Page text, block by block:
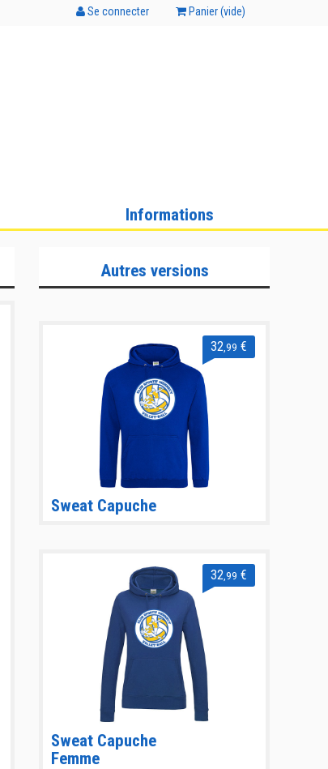
Se connecter Panier (vide)
Informations
Autres versions
32 ,99 €
Sweat Capuche
32 ,99 €
Sweat Capuche
Femme